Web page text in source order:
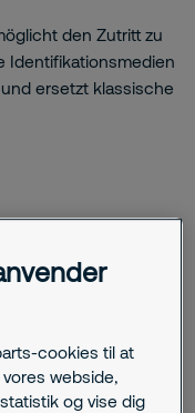
den Zutritt zu
Identifikationsmedien
ersetzt klassische
Einrichtungen
cookies til at
webside,
og vise dig